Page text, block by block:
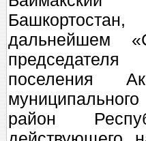
дальнейшем
поселения
район